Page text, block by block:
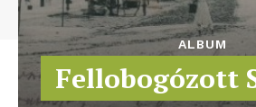
ALBUM
Fellobogózott